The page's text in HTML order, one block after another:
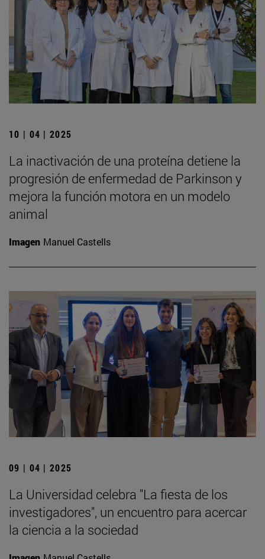
10 | 04 | 2025
La inactivación de una proteína detiene la
progresión de enfermedad de Parkinson y
mejora la función motora en un modelo
animal
Imagen Manuel Castells
09 | 04 | 2025
La Universidad celebra "La fiesta de los
investigadores", un encuentro para acercar
la ciencia a la sociedad